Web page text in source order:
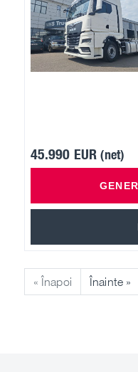
45.990 EUR(net)
« Înapoi Înainte »